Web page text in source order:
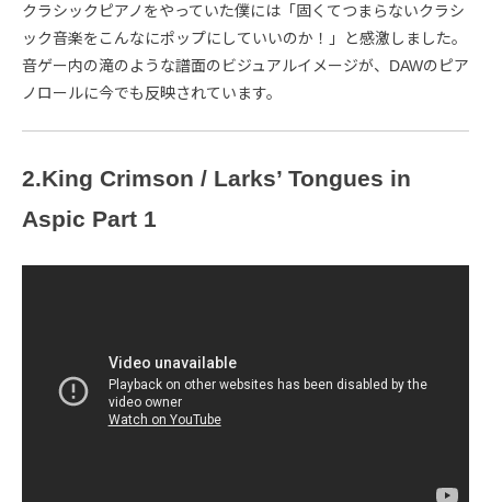
クラシックピアノをやっていた僕には「固くてつまらないクラシ
ック音楽をこんなにポップにしていいのか！」と感激しました。
音ゲー内の滝のような譜面のビジュアルイメージが、DAWのピア
ノロールに今でも反映されています。
2.King Crimson / Larks’ Tongues in
Aspic Part 1